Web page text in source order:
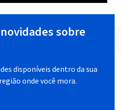
sobre
disponíveis dentro da sua
onde você mora.